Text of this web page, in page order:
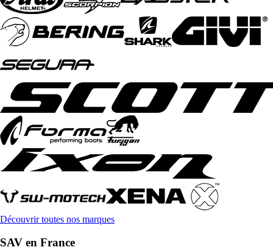
Découvrir toutes nos marques
SAV en France